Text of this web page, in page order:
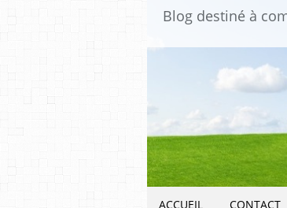
ACCUEIL CONTACT